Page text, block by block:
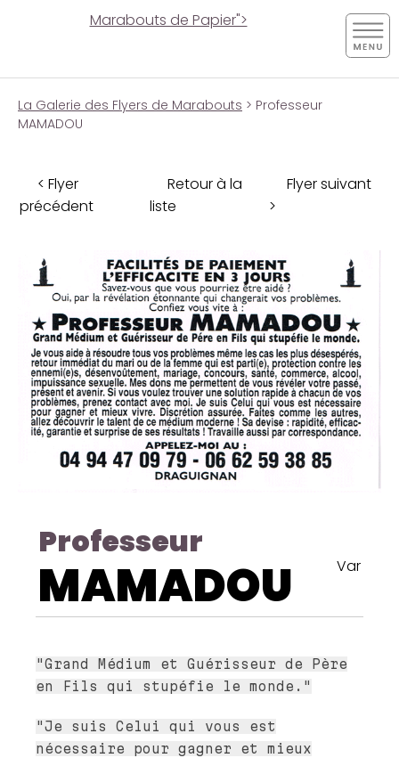
Marabouts de Papier">
La Galerie des Flyers de Marabouts > Professeur
MAMADOU
< Flyer
précédent
Retour à la
liste
Flyer suivant
>
Professeur
MAMADOU Var
"Grand Médium et Guérisseur de Père
en Fils qui stupéfie le monde."
"Je suis Celui qui vous est
nécessaire pour gagner et mieux